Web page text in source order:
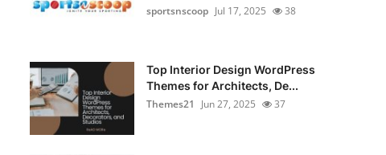
sportsnscoop Jul 17, 2025 38
Top Interior Design WordPress
Themes for Architects, De...
Themes21
Jun 27, 2025 37